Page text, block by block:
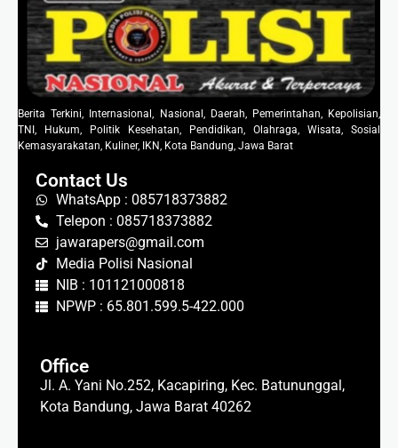
Berita Terkini, Internasional, Nasional, Daerah, Pemerintahan, Kepolisian,
TNI, Hukum, Politik Kesehatan, Pendidikan, Olahraga, Wisata, Sosial
Kemasyarakatan, Kuliner, IKN, Kota Bandung, Jawa Barat
Contact Us
WhatsApp : 085718373882
Telepon : 085718373882
jawarapers@gmail.com
Media Polisi Nasional
NIB : 101121000818
NPWP : 65.801.599.5-422.000
Office
Jl. A. Yani No.252, Kacapiring, Kec. Batununggal,
Kota Bandung, Jawa Barat 40262